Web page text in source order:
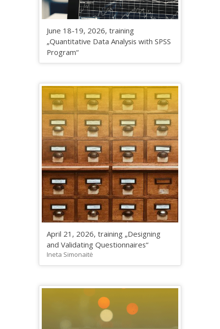
June 18-19, 2026, training
„Quantitative Data Analysis with SPSS
Program“
April 21, 2026, training „Designing
and Validating Questionnaires“
Ineta Simonaitė